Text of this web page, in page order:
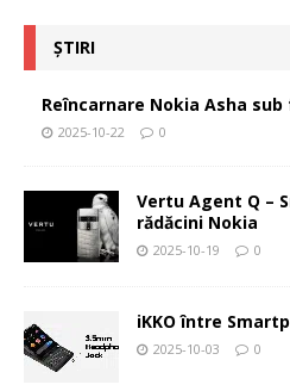
ȘTIRI
Reîncarnare Nokia Asha
2025-10-22 0
Vertu Agent Q –
rădăcini Nokia
2025-10-19 0
iKKO între
2025-10-03 0